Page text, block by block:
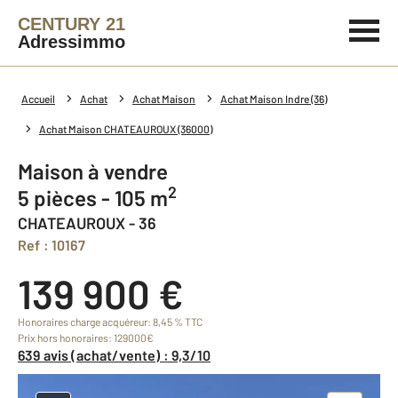
CENTURY 21
Adressimmo
Accueil Achat Achat Maison Achat Maison Indre (36)
Achat Maison CHATEAUROUX (36000)
Maison à vendre
5 pièces - 105 m2
CHATEAUROUX - 36
Ref : 10167
139 900 €
Honoraires charge acquéreur: 8,45 % TTC
Prix hors honoraires: 129000€
639 avis (achat/vente) : 9,3/10